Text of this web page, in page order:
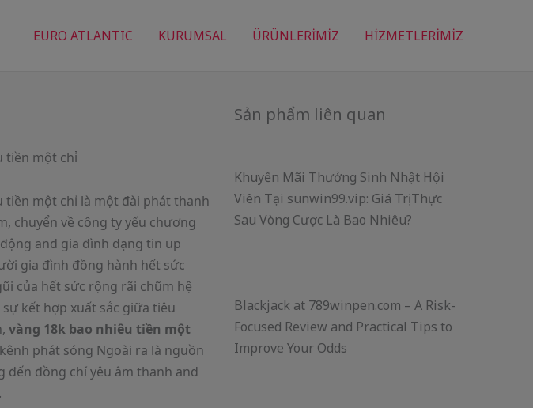
EURO ATLANTIC KURUMSAL ÜRÜNLERİMİZ HİZMETLERİMİZ
tiền một chỉ
tiền một chỉ là một đài phát thanh
chuyển về công ty yếu chương
and gia đình dạng tin up
gia đình đồng hành hết sức
của hết sức rộng rãi chũm hệ
kết hợp xuất sắc giữa tiêu
vàng 18k bao nhiêu tiền một
phát sóng Ngoài ra là nguồn
đến đồng chí yêu âm thanh and
Sản phẩm liên quan
Khuyến Mãi Thưởng Sinh Nhật Hội
Viên Tại sunwin99.vip: Giá Trị Thực
Sau Vòng Cược Là Bao Nhiêu?
Blackjack at 789winpen.com – A Risk-
Focused Review and Practical Tips to
Improve Your Odds